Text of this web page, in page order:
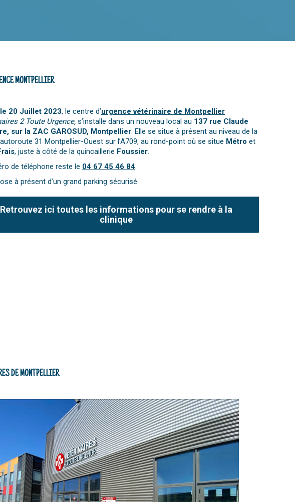
MONTPELLIER
20 Juillet 2023, le centre d’urgence vétérinaire de Montpellier
2 Toute Urgence, s’installe dans un nouveau local au 137 rue Claude
sur la ZAC GAROSUD, Montpellier. Elle se situe à présent au niveau de la
31 Montpellier-Ouest sur l’A709, au rond-point où se situe Métro et
, juste à côté de la quincaillerie Foussier.
de téléphone reste le 04 67 45 46 84.
à présent d’un grand parking sécurisé.
Retrouvez ici toutes les informations pour se rendre à la
clinique
DE MONTPELLIER